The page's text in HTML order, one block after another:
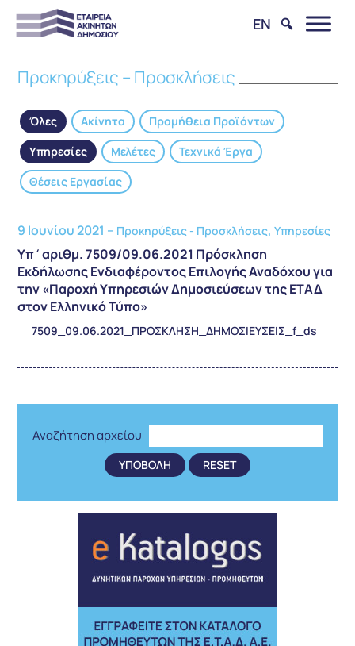
EN
Προκηρύξεις – Προσκλήσεις
Όλες Ακίνητα
Προμήθεια Προϊόντων
Υπηρεσίες
Μελέτες
Τεχνικά Έργα
Θέσεις Εργασίας
9 Ιουνίου 2021 – Προκηρύξεις - Προσκλήσεις,Υπηρεσίες
Υπ΄αριθμ. 7509/09.06.2021 Πρόσκληση
Εκδήλωσης Ενδιαφέροντος Επιλογής Αναδόχου για
την «Παροχή Υπηρεσιών Δημοσιεύσεων της ΕΤΑΔ
στον Ελληνικό Τύπο»
7509_09.06.2021_ΠΡΟΣΚΛΗΣΗ_ΔΗΜΟΣΙΕΥΣΕΙΣ_f_ds
Αναζήτηση αρχείου